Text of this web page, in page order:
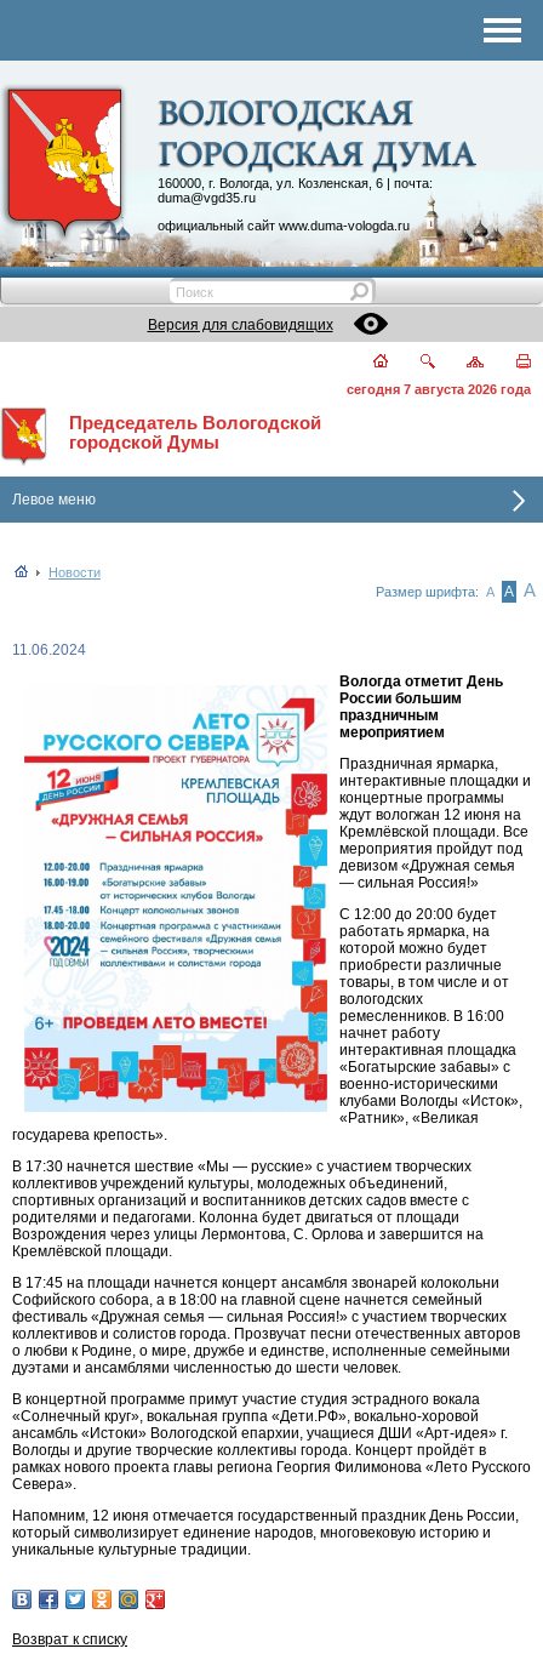
160000, г. Вологда, ул. Козленская, 6 | почта:
duma@vgd35.ru
официальный сайт www.duma-vologda.ru
Контакты
Депутатские объединения
Версия для слабовидящих
сегодня 7 августа 2026 года
Председатель Вологодской
городской Думы
Левое меню
Новости
Размер шрифта: А А А
11.06.2024
Вологда отметит День
России большим
праздничным
мероприятием
Праздничная ярмарка,
интерактивные площадки и
концертные программы
ждут вологжан 12 июня на
Кремлёвской площади. Все
мероприятия пройдут под
девизом «Дружная семья
— сильная Россия!»
С 12:00 до 20:00 будет
работать ярмарка, на
которой можно будет
приобрести различные
товары, в том числе и от
вологодских
ремесленников. В 16:00
начнет работу
интерактивная площадка
«Богатырские забавы» с
военно-историческими
клубами Вологды «Исток»,
«Ратник», «Великая
государева крепость».
В 17:30 начнется шествие «Мы — русские» с участием творческих
коллективов учреждений культуры, молодежных объединений,
спортивных организаций и воспитанников детских садов вместе с
родителями и педагогами. Колонна будет двигаться от площади
Возрождения через улицы Лермонтова, С. Орлова и завершится на
Кремлёвской площади.
В 17:45 на площади начнется концерт ансамбля звонарей колокольни
Софийского собора, а в 18:00 на главной сцене начнется семейный
фестиваль «Дружная семья — сильная Россия!» с участием творческих
коллективов и солистов города. Прозвучат песни отечественных авторов
о любви к Родине, о мире, дружбе и единстве, исполненные семейными
дуэтами и ансамблями численностью до шести человек.
В концертной программе примут участие студия эстрадного вокала
«Солнечный круг», вокальная группа «Дети.РФ», вокально-хоровой
ансамбль «Истоки» Вологодской епархии, учащиеся ДШИ «Арт-идея» г.
Вологды и другие творческие коллективы города. Концерт пройдёт в
рамках нового проекта главы региона Георгия Филимонова «Лето Русского
Севера».
Напомним, 12 июня отмечается государственный праздник День России,
который символизирует единение народов, многовековую историю и
уникальные культурные традиции.
Возврат к списку